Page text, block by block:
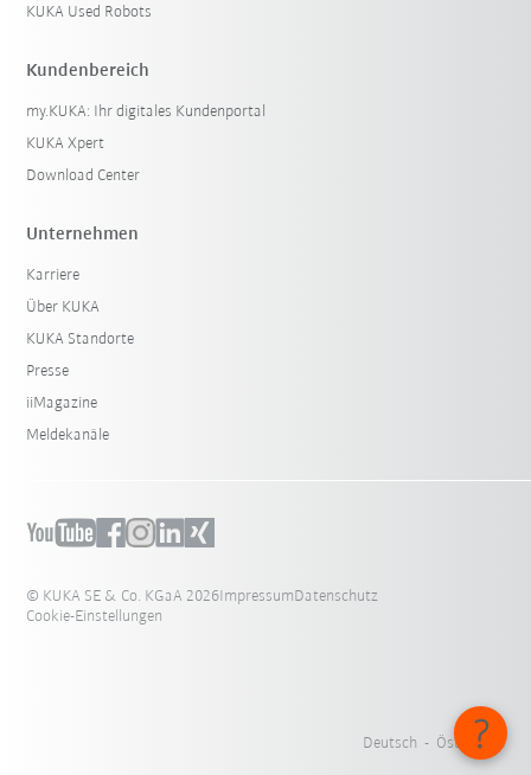
KUKA Used Robots
Kundenbereich
my.KUKA: Ihr digitales Kundenportal
KUKA Xpert
Download Center
Unternehmen
Karriere
Über KUKA
KUKA Standorte
Presse
iiMagazine
Meldekanäle
© KUKA SE & Co. KGaA 2026ImpressumDatenschutz
Cookie-Einstellungen
Deutsch - Österreich